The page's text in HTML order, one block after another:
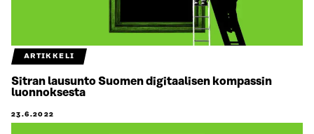
ARTIKKELI
Sitran lausunto Suomen digitaalisen kompassin
luonnoksesta
23.6.2022